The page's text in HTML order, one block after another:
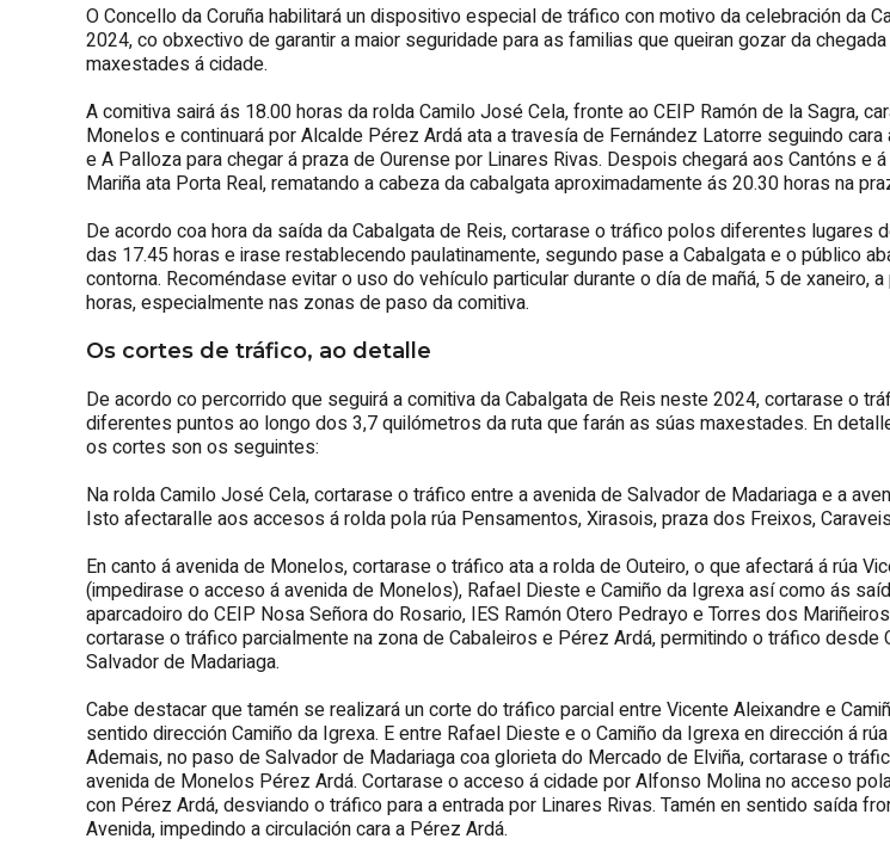
O Concello da Coruña habilitará un dispositivo especial de tráfico con motivo da celebración da
2024, co obxectivo de garantir a maior seguridade para as familias que queiran gozar da
maxestades á cidade.
A comitiva sairá ás 18.00 horas da rolda Camilo José Cela, fronte ao CEIP Ramón de la Sagra,
Monelos e continuará por Alcalde Pérez Ardá ata a travesía de Fernández Latorre seguindo cara
e A Palloza para chegar á praza de Ourense por Linares Rivas. Despois chegará aos Cantóns e
Mariña ata Porta Real, rematando a cabeza da cabalgata aproximadamente ás 20.30 horas na
De acordo coa hora da saída da Cabalgata de Reis, cortarase o tráfico polos diferentes lugares
das 17.45 horas e irase restablecendo paulatinamente, segundo pase a Cabalgata e o público
contorna. Recoméndase evitar o uso do vehículo particular durante o día de mañá, 5 de xaneiro,
horas, especialmente nas zonas de paso da comitiva.
Os cortes de tráfico, ao detalle
De acordo co percorrido que seguirá a comitiva da Cabalgata de Reis neste 2024, cortarase o
diferentes puntos ao longo dos 3,7 quilómetros da ruta que farán as súas maxestades. En
os cortes son os seguintes:
Na rolda Camilo José Cela, cortarase o tráfico entre a avenida de Salvador de Madariaga e a
Isto afectaralle aos accesos á rolda pola rúa Pensamentos, Xirasois, praza dos Freixos,
En canto á avenida de Monelos, cortarase o tráfico ata a rolda de Outeiro, o que afectará á rúa
(impedirase o acceso á avenida de Monelos), Rafael Dieste e Camiño da Igrexa así como ás
aparcadoiro do CEIP Nosa Señora do Rosario, IES Ramón Otero Pedrayo e Torres dos
cortarase o tráfico parcialmente na zona de Cabaleiros e Pérez Ardá, permitindo o tráfico desde
Salvador de Madariaga.
Cabe destacar que tamén se realizará un corte do tráfico parcial entre Vicente Aleixandre e
sentido dirección Camiño da Igrexa. E entre Rafael Dieste e o Camiño da Igrexa en dirección á
Ademais, no paso de Salvador de Madariaga coa glorieta do Mercado de Elviña, cortarase o
avenida de Monelos Pérez Ardá. Cortarase o acceso á cidade por Alfonso Molina no acceso
con Pérez Ardá, desviando o tráfico para a entrada por Linares Rivas. Tamén en sentido saída
Avenida, impedindo a circulación cara a Pérez Ardá.